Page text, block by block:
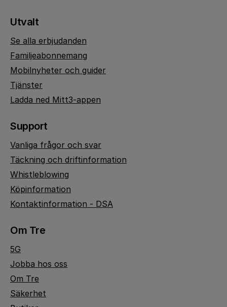
Utvalt
Se alla erbjudanden
Familjeabonnemang
Mobilnyheter och guider
Tjänster
Ladda ned Mitt3-appen
Support
Vanliga frågor och svar
Täckning och driftinformation
Whistleblowing
Köpinformation
Kontaktinformation - DSA
Om Tre
5G
Jobba hos oss
Om Tre
Säkerhet